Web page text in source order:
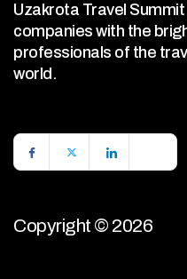
Uzakrota Travel
companies with the
professionals of the
world.
Copyright © 2026